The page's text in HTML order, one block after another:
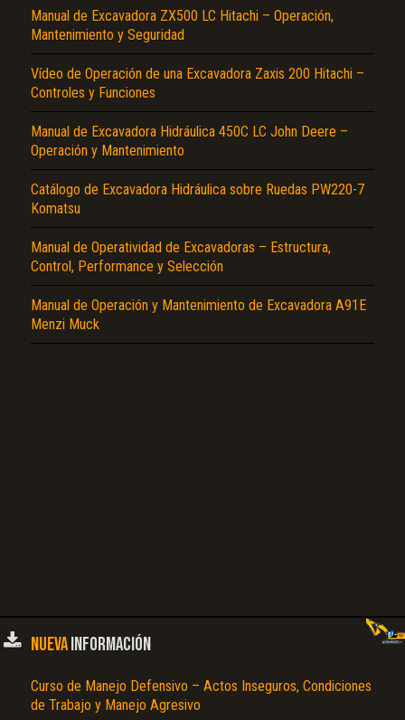
Eléctrico de los Modelos, Mantenimiento en Condiciones Ambientales Especiales,
Cómo Guardar la Máquina, Funcionamiento otra Vez, Instalación de las Cubiertas,
Estabilizador, Mantenimiento, Precauciones de Uso de la Trituradora Hidráulica,
Sustitución del Filtro y Cambio de Aceite del Sistema Hidráulico, Accionamiento
Registro…
Manual de Excavadora ZX500 LC Hitachi – Operación,
Mantenimiento y Seguridad
Vídeo de Operación de una Excavadora Zaxis 200 Hitachi –
Controles y Funciones
Manual de Excavadora Hidráulica 450C LC John Deere –
Operación y Mantenimiento
Catálogo de Excavadora Hidráulica sobre Ruedas PW220-7
Komatsu
Manual de Operatividad de Excavadoras – Estructura,
Control, Performance y Selección
Manual de Operación y Mantenimiento de Excavadora A91E
Menzi Muck
NUEVAINFORMACIÓN
Curso de Manejo Defensivo – Actos Inseguros, Condiciones
de Trabajo y Manejo Agresivo
No carga o no se visualiza el contenido.
Reportar otro tipo de error...